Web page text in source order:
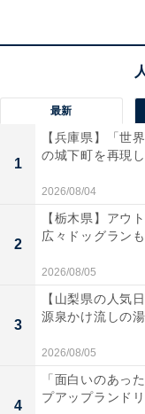
最新
1
【兵庫県】「世
の城下町を再現
2026/08/04
2
【栃木県】アウ
広々ドッグラン
2026/08/05
3
【山梨県の人気
源泉かけ流しの
2026/08/05
4
「面白いのあっ
プアップランド